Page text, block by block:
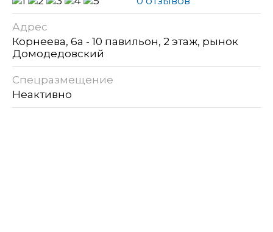
Адрес
Корнеева, 6а - 10 павильон, 2 этаж, рынок
Домодедовский
Спецразмещение
Неактивно